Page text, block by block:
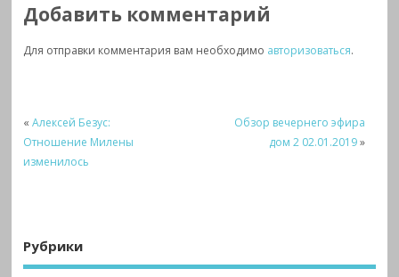
Добавить комментарий
Для отправки комментария вам необходимо авторизоваться.
«Алексей Безус:
Отношение Милены
изменилось
Обзор вечернего эфира
дом 2 02.01.2019»
Рубрики